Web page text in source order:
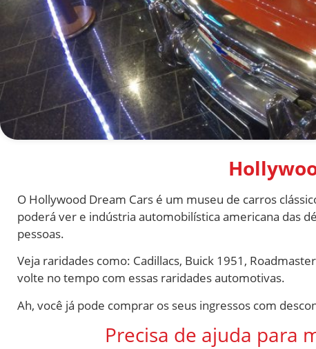
O Hollywood Dream Cars é um museu de carros
poderá ver e indústria automobilística americana das
pessoas.
Veja raridades como: Cadillacs, Buick 1951,
volte no tempo com essas raridades automotivas.
Ah, você já pode comprar os seus ingressos com
Precisa de ajuda para